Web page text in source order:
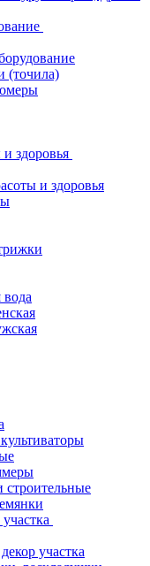
(точила)
здоровья
и здоровья
вода
строительные
участка